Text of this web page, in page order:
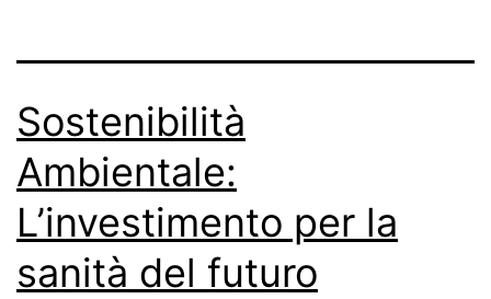
Sostenibilità
Ambientale:
L’investimento per la
sanità del futuro